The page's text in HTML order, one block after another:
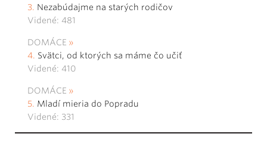
Nezabúdajme na starých rodičov
Videné: 481
DOMÁCE
Svätci, od ktorých sa máme čo učiť
Videné: 410
DOMÁCE
Mladí mieria do Popradu
Videné: 331